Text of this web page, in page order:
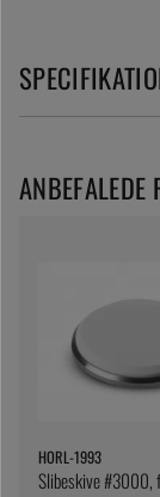
HORL-1993
Slibeskive #3000,
ANBEFALEDE